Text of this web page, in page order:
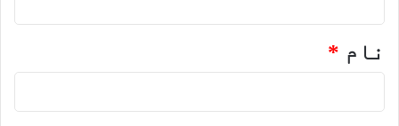
نام *